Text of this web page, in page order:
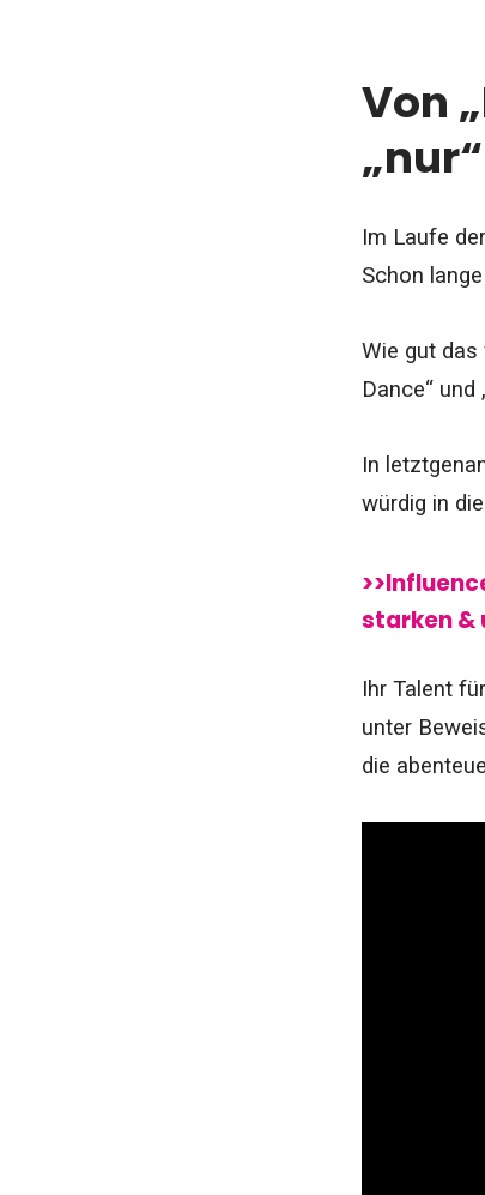
Von
Im Laufe
Schon
Wie gut
Dance“
In
würdig in
starken &
Ihr Talent
unter
die